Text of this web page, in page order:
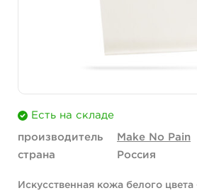
Есть на складе
производитель
Make No Pain
страна
Россия
Искусственная кожа белого